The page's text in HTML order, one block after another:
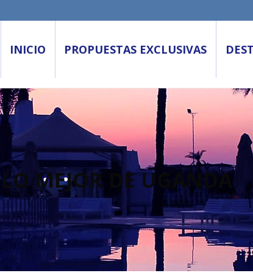
INICIO PROPUESTAS EXCLUSIVAS
LO MEJOR DE UGANDA